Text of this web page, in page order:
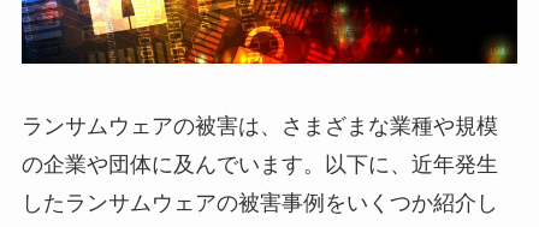
ランサムウェアの被害は、さまざまな業種や規模
の企業や団体に及んでいます。以下に、近年発生
したランサムウェアの被害事例をいくつか紹介し